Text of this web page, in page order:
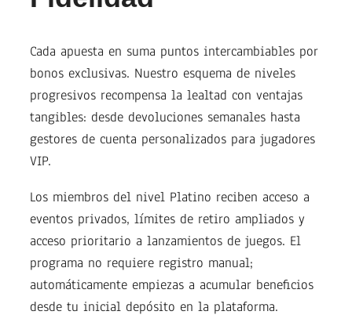
Cada apuesta en suma puntos intercambiables por
bonos exclusivas. Nuestro esquema de niveles
progresivos recompensa la lealtad con ventajas
tangibles: desde devoluciones semanales hasta
gestores de cuenta personalizados para jugadores
VIP.
Los miembros del nivel Platino reciben acceso a
eventos privados, límites de retiro ampliados y
acceso prioritario a lanzamientos de juegos. El
programa no requiere registro manual;
automáticamente empiezas a acumular beneficios
desde tu inicial depósito en la plataforma.